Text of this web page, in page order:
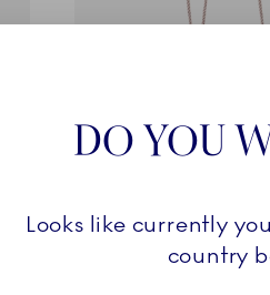
DO YOU
Looks like currently
country